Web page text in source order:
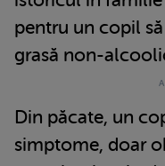
pentru un copil
grasă non-
Din păcate, un
simptome, doar